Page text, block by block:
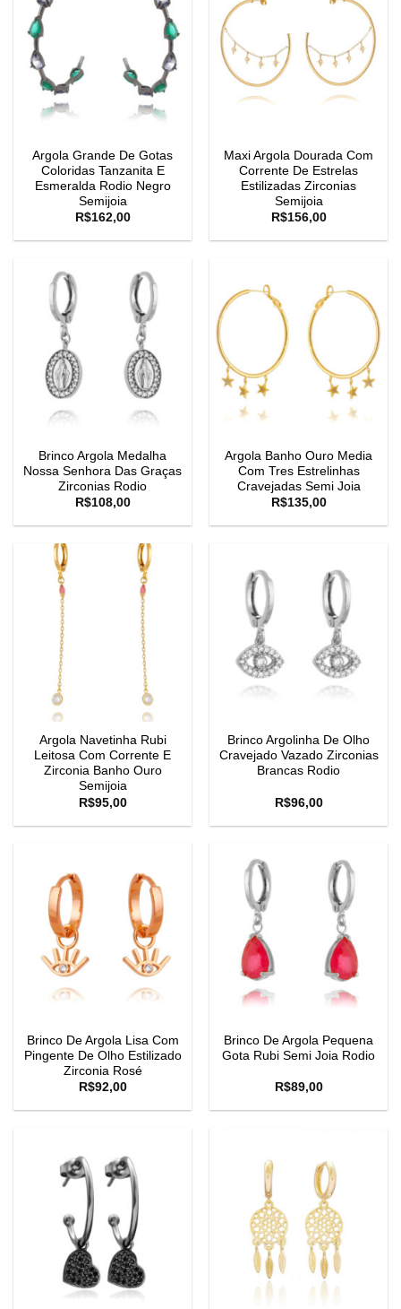
Argola Grande De Gotas
Coloridas Tanzanita E
Esmeralda Rodio Negro
Semijoia
R$162,00
Maxi Argola Dourada Com
Corrente De Estrelas
Estilizadas Zirconias
Semijoia
R$156,00
Brinco Argola Medalha
Nossa Senhora Das Graças
Zirconias Rodio
R$108,00
Argola Banho Ouro Media
Com Tres Estrelinhas
Cravejadas Semi Joia
R$135,00
Argola Navetinha Rubi
Leitosa Com Corrente E
Zirconia Banho Ouro
Semijoia
R$95,00
Brinco Argolinha De Olho
Cravejado Vazado Zirconias
Brancas Rodio
R$96,00
Brinco De Argola Lisa Com
Pingente De Olho Estilizado
Zirconia Rosé
R$92,00
Brinco De Argola Pequena
Gota Rubi Semi Joia Rodio
R$89,00